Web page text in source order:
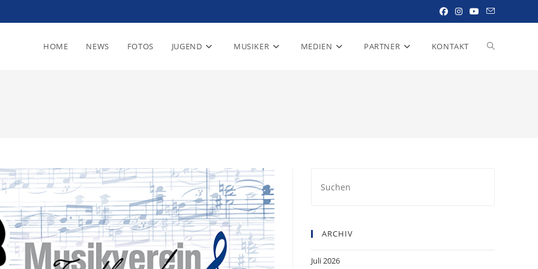
HOME NEWS FOTOS JUGEND MUSIKER MEDIEN PARTNER KONTAKT WEBSITE-
ARCHIV
Juli 2026